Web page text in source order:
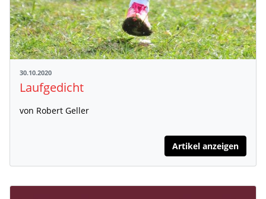
30.10.2020
Laufgedicht
von Robert Geller
Artikel anzeigen